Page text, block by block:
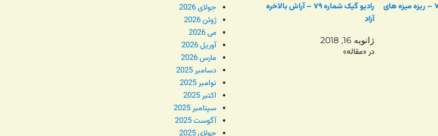
رادیو گیک شماره ۷۲ – ریزه میزه های
رادیو گیک شماره ۷۹ – آراش بالاخره
آزاد
ژانویه 16, 2018
در «مقاله»
جولای 2026
ژوئن 2026
می 2026
آوریل 2026
مارس 2026
دسامبر 2025
نوامبر 2025
اکتبر 2025
سپتامبر 2025
آگوست 2025
جولای 2025